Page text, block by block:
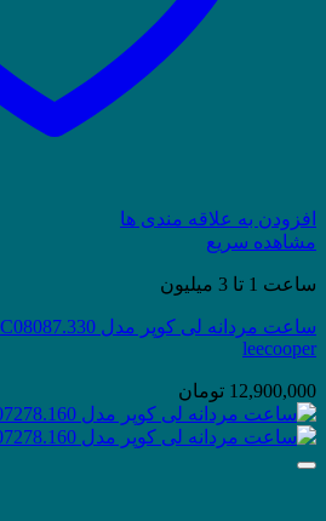
افزودن به علاقه مندی ها
مشاهده سریع
ساعت 1 تا 3 میلیون
leecooper
12,900,000 تومان